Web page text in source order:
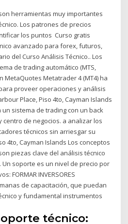
herramientas muy importantes
Los patrones de precios
los puntos Curso gratis
avanzado para forex, futuros,
del Curso Análisis Técnico.. Los
de trading automático (MTS,
MetaQuotes Metatrader 4 (MT4) ha
proveer operaciones y análisis
Place, Piso 4to, Cayman Islands
sistema de trading con un back
centro de negocios. a analizar los
técnicos sin arriesgar su
4to, Cayman Islands Los conceptos
piezas clave del análisis técnico
soporte es un nivel de precio por
FORMAR INVERSORES
de capacitación, que puedan
y fundamental instrumentos
técnico: